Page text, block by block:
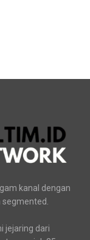
kanal dengan
segmented.
jejaring dari